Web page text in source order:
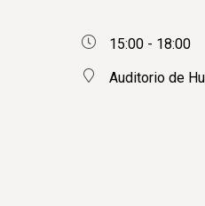
15:00 - 18:00
Auditorio de